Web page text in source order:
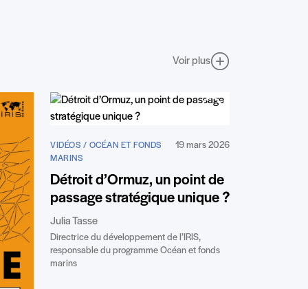
Voir plus
VIDÉOS / OCÉAN ET FONDS
MARINS
19 mars 2026
Détroit d’Ormuz, un point de
passage stratégique unique ?
Julia Tasse
Directrice du développement de l’IRIS,
responsable du programme Océan et fonds
marins